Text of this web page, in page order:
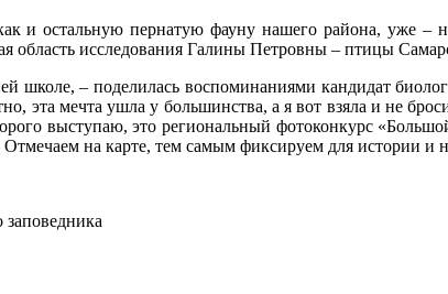
и остальную пернатую фауну нашего района, уже
область исследования Галины Петровны – птицы
школе, – поделилась воспоминаниями кандидат
эта мечта ушла у большинства, а я вот взяла и не
выступаю, это региональный фотоконкурс
на карте, тем самым фиксируем для истории и